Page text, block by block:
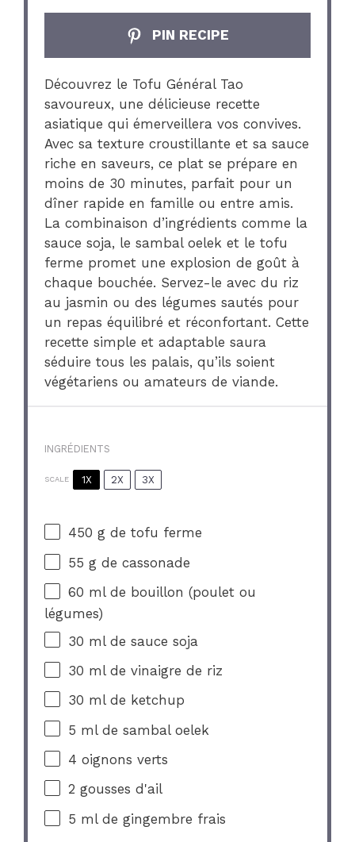
PIN RECIPE
Découvrez le Tofu Général Tao
savoureux, une délicieuse recette
asiatique qui émerveillera vos convives.
Avec sa texture croustillante et sa sauce
riche en saveurs, ce plat se prépare en
moins de 30 minutes, parfait pour un
dîner rapide en famille ou entre amis.
La combinaison d’ingrédients comme la
sauce soja, le sambal oelek et le tofu
ferme promet une explosion de goût à
chaque bouchée. Servez-le avec du riz
au jasmin ou des légumes sautés pour
un repas équilibré et réconfortant. Cette
recette simple et adaptable saura
séduire tous les palais, qu’ils soient
végétariens ou amateurs de viande.
INGRÉDIENTS
SCALE 1X 2X 3X
450 g de tofu ferme
55 g de cassonade
60 ml de bouillon (poulet ou
légumes)
30 ml de sauce soja
30 ml de vinaigre de riz
30 ml de ketchup
5 ml de sambal oelek
4 oignons verts
2 gousses d'ail
5 ml de gingembre frais